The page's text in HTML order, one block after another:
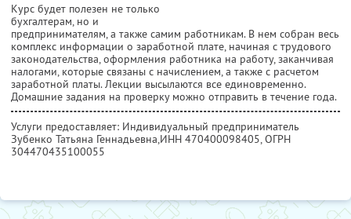
Курс будет полезен не только
бухгалтерам, но и
предпринимателям, а также самим работникам. В нем собран весь
комплекс информации о заработной плате, начиная с трудового
законодательства, оформления работника на работу, заканчивая
налогами, которые связаны с начислением, а также с расчетом
заработной платы. Лекции высылаются все единовременно.
Домашние задания на проверку можно отправить в течение года.
Услуги предоставляет: Индивидуальный предприниматель
Зубенко Татьяна Геннадьевна,ИНН 470400098405, ОГРН
304470435100055